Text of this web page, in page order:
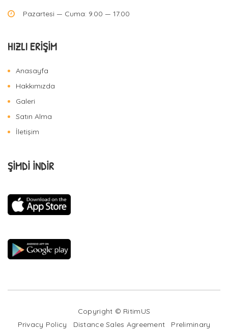
Pazartesi — Cuma: 9.00 — 17.00
HIZLI ERIŞIM
Anasayfa
Hakkımızda
Galeri
Satın Alma
İletişim
ŞİMDİ İNDİR
Copyright © RitimUS
Privacy Policy
Distance Sales Agreement Preliminary